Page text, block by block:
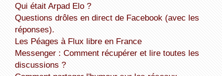
Qui était Arpad Elo ?
Questions drôles en direct de Facebook (avec les
réponses).
Les Péages à Flux libre en France
Messenger : Comment récupérer et lire toutes les
discussions ?